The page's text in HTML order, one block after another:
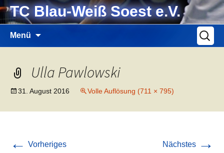
Zum
InhaltTC Blau-Weiß Soest e.V.
Menü
nach:
Ulla Pawlowski
31. August 2016 Volle Auflösung (711 × 795)
← Vorheriges Nächstes →